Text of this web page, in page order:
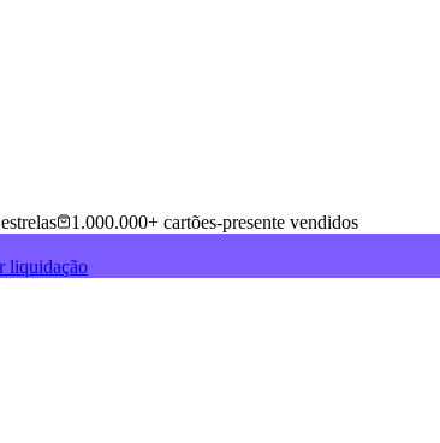
1.000.000+ cartões-presente vendidos
liquidação